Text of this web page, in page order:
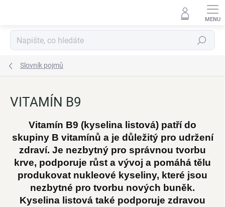
Hledat
Slovník pojmů
VITAMÍN B9
Vitamín B9 (kyselina listová) patří do
skupiny B vitamínů a je důležitý pro udržení
zdraví. Je nezbytný pro správnou tvorbu
krve, podporuje růst a vývoj a pomáhá tělu
produkovat nukleové kyseliny, které jsou
nezbytné pro tvorbu nových buněk.
Kyselina listová také podporuje zdravou